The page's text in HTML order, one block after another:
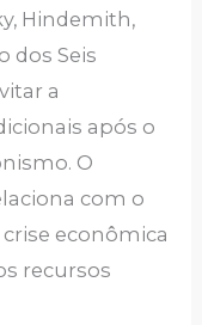
Hindemith,
dos Seis
a
após o
O
com o
econômica
recursos